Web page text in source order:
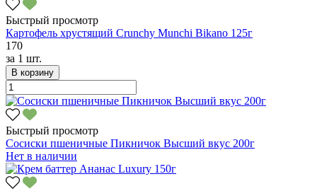
Быстрый просмотр
Картофель хрустящий Crunchy Munchi Bikano 125г
170
за 1 шт.
В корзину
Быстрый просмотр
Сосиски пшеничные Пикничок Высший вкус 200г
Нет в наличии